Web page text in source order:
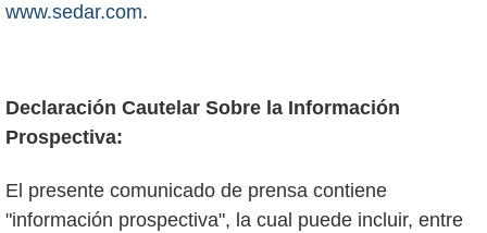
www.sedar.com.
Declaración Cautelar Sobre la Información
Prospectiva:
El presente comunicado de prensa contiene
"información prospectiva", la cual puede incluir, entre